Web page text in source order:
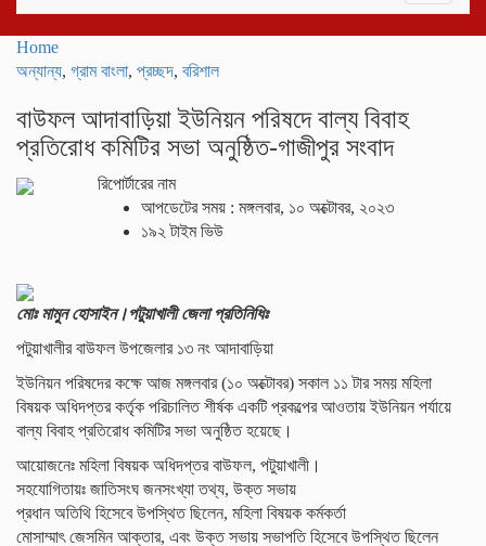
Home
অন্যান্য, গ্রাম বাংলা, প্রচ্ছদ, বরিশাল
বাউফল আদাবাড়িয়া ইউনিয়ন পরিষদে বাল্য বিবাহ
প্রতিরোধ কমিটির সভা অনুষ্ঠিত-গাজীপুর সংবাদ
রিপোর্টারের নাম
আপডেটের সময় : মঙ্গলবার, ১০ অক্টোবর, ২০২৩
১৯২ টাইম ভিউ
মোঃ মামুন হোসাইন।পটুয়াখালী জেলা প্রতিনিধিঃ
পটুয়াখালীর বাউফল উপজেলার ১৩ নং আদাবাড়িয়া
ইউনিয়ন পরিষদের কক্ষে আজ মঙ্গলবার (১০ অক্টোবর) সকাল ১১ টার সময় মহিলা
বিষয়ক অধিদপ্তর কর্তৃক পরিচালিত শীর্ষক একটি প্রকল্পের আওতায় ইউনিয়ন পর্যায়ে
বাল্য বিবাহ প্রতিরোধ কমিটির সভা অনুষ্ঠিত হয়েছে।
আয়োজনেঃ মহিলা বিষয়ক অধিদপ্তর বাউফল, পটুয়াখালী।
সহযোগিতায়ঃ জাতিসংঘ জনসংখ্যা তথ্য, উক্ত সভায়
প্রধান অতিথি হিসেবে উপস্থিত ছিলেন, মহিলা বিষয়ক কর্মকর্তা
মোসাম্মাৎ জেসমিন আক্তার, এবং উক্ত সভায় সভাপতি হিসেবে উপস্থিত ছিলেন